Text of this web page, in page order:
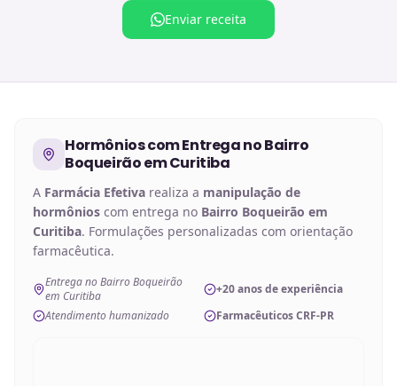
Enviar receita
Hormônioscom Entrega noBairro
Boqueirão em Curitiba
A Farmácia Efetiva realiza a manipulação de
hormônios com entrega no Bairro Boqueirão em
Curitiba. Formulações personalizadas com orientação
farmacêutica.
Entrega no Bairro Boqueirão
em Curitiba
+20 anos de experiência
Atendimento humanizado
Farmacêuticos CRF-PR